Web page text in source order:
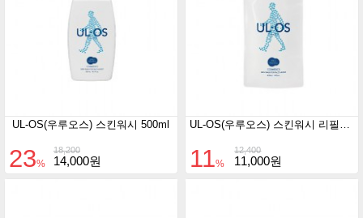
UL-OS(우루오스) 스킨워시 500ml
18,200
23% 14,000원
UL-OS(우루오스) 스킨워시 리필420ml
12,400
11% 11,000원